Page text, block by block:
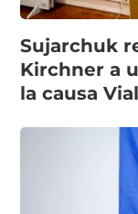
Sujarchuk
Kirchner a
la causa